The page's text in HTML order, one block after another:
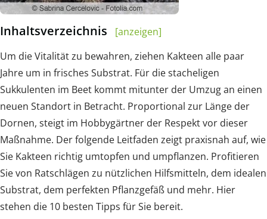
Inhaltsverzeichnis
[anzeigen]
Um die Vitalität zu bewahren, ziehen Kakteen alle paar
Jahre um in frisches Substrat. Für die stacheligen
Sukkulenten im Beet kommt mitunter der Umzug an einen
neuen Standort in Betracht. Proportional zur Länge der
Dornen, steigt im Hobbygärtner der Respekt vor dieser
Maßnahme. Der folgende Leitfaden zeigt praxisnah auf, wie
Sie Kakteen richtig umtopfen und umpflanzen. Profitieren
Sie von Ratschlägen zu nützlichen Hilfsmitteln, dem idealen
Substrat, dem perfekten Pflanzgefäß und mehr. Hier
stehen die 10 besten Tipps für Sie bereit.